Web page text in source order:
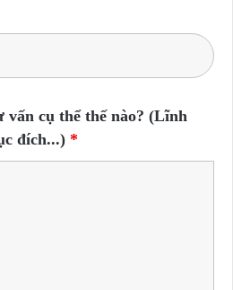
vấn cụ thể thế nào? (Lĩnh
đích...) *